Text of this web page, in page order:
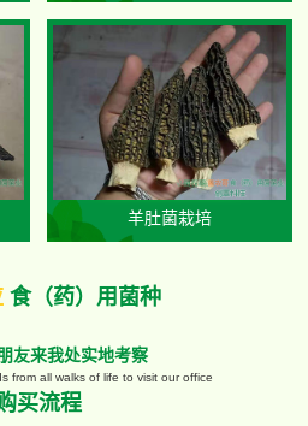
羊肚菌栽培
食（药）用菌种
友来我处实地考察
from all walks of life to visit our office
买流程